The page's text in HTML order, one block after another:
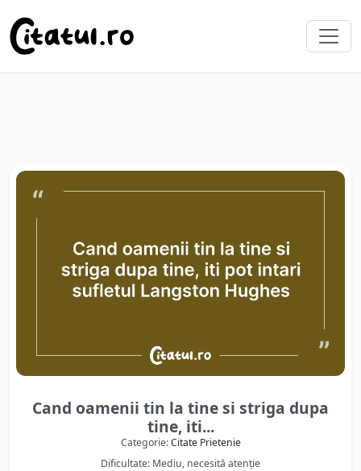
Cand oamenii tin la tine si striga dupa
tine, iti...
Categorie:Citate Prietenie
Dificultate: Mediu, necesită atenție